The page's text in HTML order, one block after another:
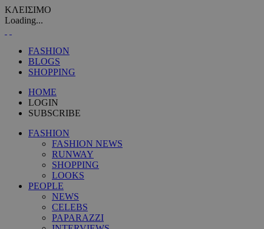
ΚΛΕΙΣΙΜΟ
Loading...
FASHION
BLOGS
SHOPPING
HOME
LOGIN
SUBSCRIBE
FASHION
FASHION NEWS
RUNWAY
SHOPPING
LOOKS
PEOPLE
NEWS
CELEBS
PAPARAZZI